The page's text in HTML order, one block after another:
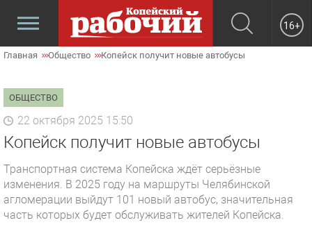
16+
Главная Общество Копейск получит новые автобусы
ОБЩЕСТВО
22 октября 2025 15:50
Копейск получит новые автобусы
Транспортная система Копейска ждёт серьёзные
изменения. В 2025 году на маршруты Челябинской
агломерации выйдут 101 новый автобус, значительная
часть которых будет обслуживать жителей Копейска.